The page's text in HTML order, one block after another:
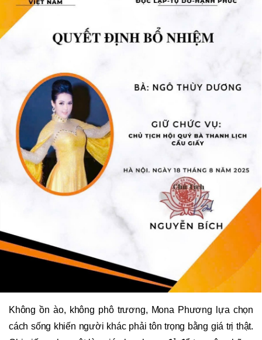
Không ồn ào, không phô trương, Mona Phương lựa chọn
cách sống khiến người khác phải tôn trọng bằng giá trị thật.